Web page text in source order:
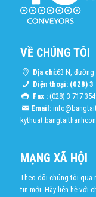
VỀ CHÚNG TÔI
Địa chỉ:63 N, đường
Điện thoại: (028) 3
Fax :(028) 3 717
Email:
MẠNG XÃ HỘI
Theo dõi chúng tôi qua
tin mới. Hãy liên hệ với